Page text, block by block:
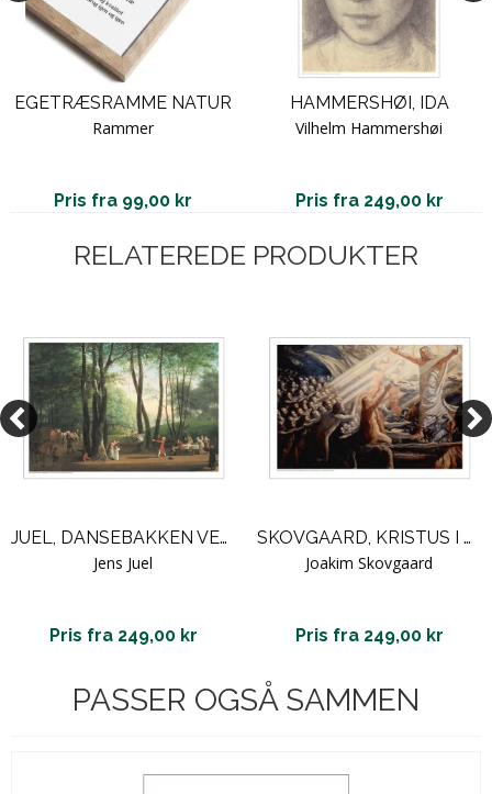
EGETRÆSRAMME NATUR
Rammer
Pris fra 99,00 kr
HAMMERSHØI, IDA
Vilhelm Hammershøi
Pris fra 249,00 kr
RELATEREDE PRODUKTER
JUEL, DANSEBAKKEN VED SORGENFRI
Jens Juel
Pris fra 249,00 kr
SKOVGAARD, KRISTUS I DE DØDES RIGE
Joakim Skovgaard
Pris fra 249,00 kr
PASSER OGSÅ SAMMEN